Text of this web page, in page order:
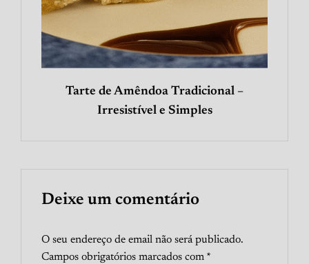
Tarte de Amêndoa Tradicional –
Irresistível e Simples
Deixe um comentário
O seu endereço de email não será publicado.
Campos obrigatórios marcados com *